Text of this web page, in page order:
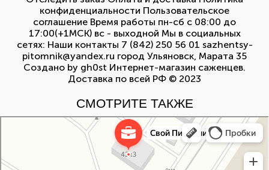
конфиденциальности Пользовательское
соглашение Время работы пн-сб с 08:00 до
17:00(+1МСК) вс - выходной Мы в социальных
сетях: Наши контакты 7 (842) 250 56 01 sazhentsy-
pitomnik@yandex.ru город Ульяновск, Марата 35
Создано by gh0st Интернет-магазин саженцев.
Доставка по всей РФ © 2023
СМОТРИТЕ ТАКЖЕ
Питомник растений в Москве
Садовый центр в Москве